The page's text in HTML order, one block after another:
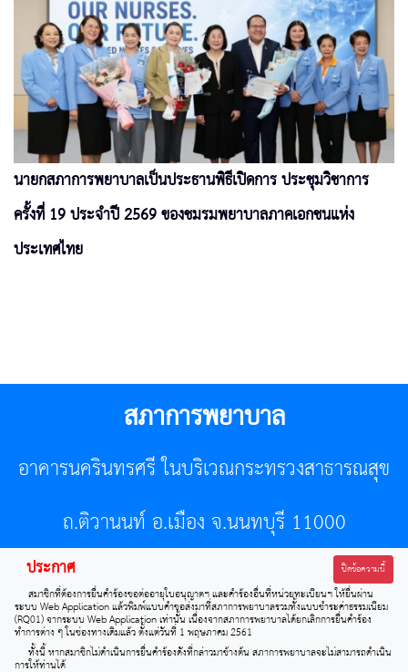
นายกสภาการพยาบาลเป็นประธานพิธีเปิดการ ประชุมวิชาการ
ครั้งที่ 19 ประจำปี 2569 ของชมรมพยาบาลภาคเอกชนแห่ง
ประเทศไทย
สภาการพยาบาล
อาคารนครินทรศรี ในบริเวณกระทรวงสาธารณสุข
ถ.ติวานนท์ อ.เมือง จ.นนทบุรี 11000
โทรศัพท์ 02-596-7500 โทรสาร 0-2589-7121 E-mail :
center@tnmc.or.th
All right reserved by www.tnmc.or.th
ประกาศ ปิดข้อความนี้
สมาชิกที่ต้องการยื่นคำร้องขอต่ออายุใบอนุญาตฯ และคำร้องอื่นที่หน่วยทะเบียนฯ ให้ยื่นผ่าน
ระบบ Web Application แล้วพิมพ์แบบคำขอส่งมาที่สภาการพยาบาลรวมทั้งแบบชำระค่าธรรมเนียม
(RQ01) จากระบบ Web Application เท่านั้น เนื่องจากสภาการพยาบาลได้ยกเลิกการยื่นคำร้อง
ทำการต่าง ๆ ในช่องทางเดิมแล้ว ตั้งแต่วันที่ 1 พฤษภาคม 2561
ทั้งนี้ หากสมาชิกไม่ดำเนินการยื่นคำร้องดังที่กล่าวมาข้างต้น สภาการพยาบาลจะไม่สามารถดำเนิน
การให้ท่านได้